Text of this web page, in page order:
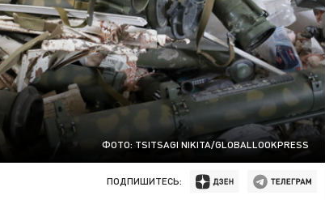
ФОТО: TSITSAGI NIKITA/GLOBALLOOKPRESS
ПОДПИШИТЕСЬ: